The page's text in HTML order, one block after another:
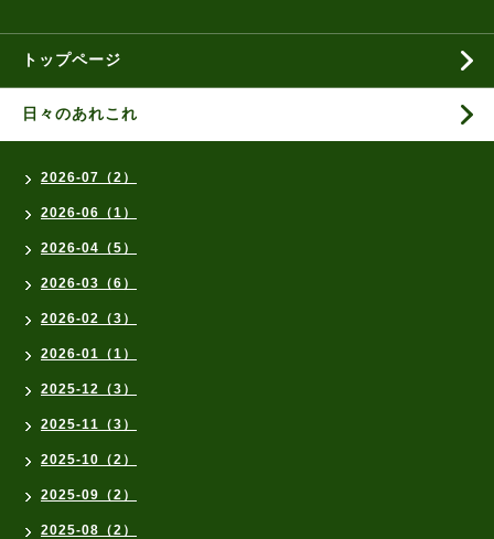
トップページ
日々のあれこれ
2026-07（2）
2026-06（1）
2026-04（5）
2026-03（6）
2026-02（3）
2026-01（1）
2025-12（3）
2025-11（3）
2025-10（2）
2025-09（2）
2025-08（2）